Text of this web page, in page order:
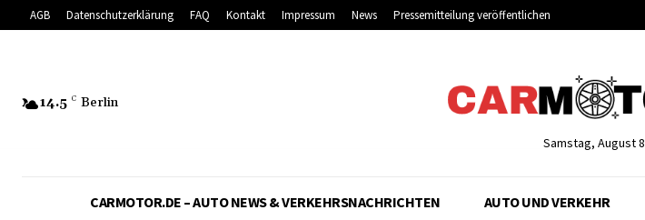
AGB Datenschutzerklärung FAQ Kontakt Impressum News Pressemitteilung veröffentlichen
14.5 C Berlin
Samstag, August
CARMOTOR.DE – AUTO NEWS & VERKEHRSNACHRICHTEN AUTO UND VERKEHR